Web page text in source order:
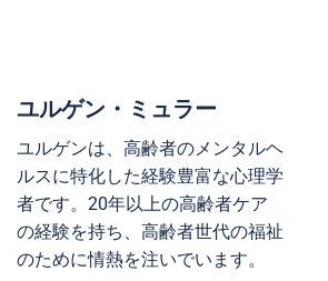
ユルゲン・ミュラー
ユルゲンは、高齢者のメンタルヘ
ルスに特化した経験豊富な心理学
者です。20年以上の高齢者ケア
の経験を持ち、高齢者世代の福祉
のために情熱を注いでいます。